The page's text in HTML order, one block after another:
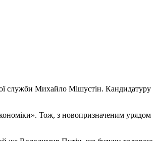
служби Михайло Мішустін. Кандидатуру
Тож, з новопризначеним урядом